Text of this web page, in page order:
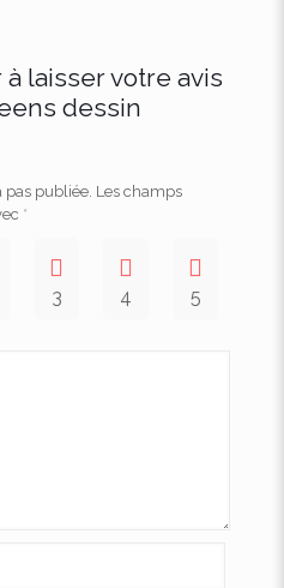
laisser votre avis
dessin
pas publiée. Les champs
*
3 4 5